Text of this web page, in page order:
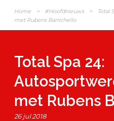
Home > #Hoofdnieuws >
Total
met Rubens Barrichello
Total Spa 24:
met Rubens
26 jul 2018